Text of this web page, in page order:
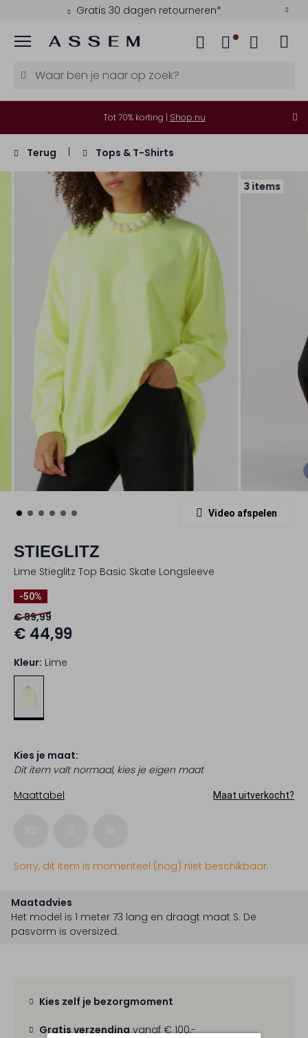
Gratis 30 dagen retourneren*
Menu
Tot 70% korting | Shop nu
Terug Tops & T-Shirts
3 items
Video afspelen
STIEGLITZ
Lime Stieglitz Top Basic Skate Longsleeve
-50%
€ 89,99
€ 44,99
Kleur: Lime
Kies je maat:
Dit item valt normaal, kies je eigen maat
Maattabel
Maat uitverkocht?
Sorry, dit item is momenteel (nog) niet beschikbaar.
Maatadvies
Het model is 1 meter 73 lang en draagt maat S. De
pasvorm is oversized.
Kies zelf je bezorgmoment
Gratis verzendingvanaf € 100,-